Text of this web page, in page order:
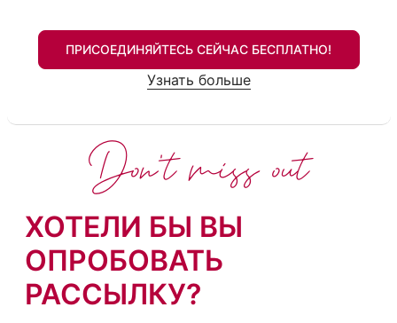
ПРИСОЕДИНЯЙТЕСЬ СЕЙЧАС БЕСПЛАТНО!
Узнать больше
ХОТЕЛИ БЫ ВЫ
ОПРОБОВАТЬ
РАССЫЛКУ?
Don't miss out